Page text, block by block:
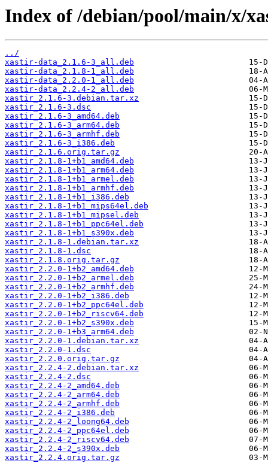
Index of /debian/pool/main/x/
../
xastir-data_2.1.6-3_all.deb
xastir-data_2.1.8-1_all.deb
xastir-data_2.2.0-1_all.deb
xastir-data_2.2.4-2_all.deb
xastir_2.1.6-3.debian.tar.xz
xastir_2.1.6-3.dsc
xastir_2.1.6-3_amd64.deb
xastir_2.1.6-3_arm64.deb
xastir_2.1.6-3_armhf.deb
xastir_2.1.6-3_i386.deb
xastir_2.1.6.orig.tar.gz
xastir_2.1.8-1+b1_amd64.deb
xastir_2.1.8-1+b1_arm64.deb
xastir_2.1.8-1+b1_armel.deb
xastir_2.1.8-1+b1_armhf.deb
xastir_2.1.8-1+b1_i386.deb
xastir_2.1.8-1+b1_mips64el.deb
xastir_2.1.8-1+b1_mipsel.deb
xastir_2.1.8-1+b1_ppc64el.deb
xastir_2.1.8-1+b1_s390x.deb
xastir_2.1.8-1.debian.tar.xz
xastir_2.1.8-1.dsc
xastir_2.1.8.orig.tar.gz
xastir_2.2.0-1+b2_amd64.deb
xastir_2.2.0-1+b2_armel.deb
xastir_2.2.0-1+b2_armhf.deb
xastir_2.2.0-1+b2_i386.deb
xastir_2.2.0-1+b2_ppc64el.deb
xastir_2.2.0-1+b2_riscv64.deb
xastir_2.2.0-1+b2_s390x.deb
xastir_2.2.0-1+b3_arm64.deb
xastir_2.2.0-1.debian.tar.xz
xastir_2.2.0-1.dsc
xastir_2.2.0.orig.tar.gz
xastir_2.2.4-2.debian.tar.xz
xastir_2.2.4-2.dsc
xastir_2.2.4-2_amd64.deb
xastir_2.2.4-2_arm64.deb
xastir_2.2.4-2_armhf.deb
xastir_2.2.4-2_i386.deb
xastir_2.2.4-2_loong64.deb
xastir_2.2.4-2_ppc64el.deb
xastir_2.2.4-2_riscv64.deb
xastir_2.2.4-2_s390x.deb
xastir_2.2.4.orig.tar.gz